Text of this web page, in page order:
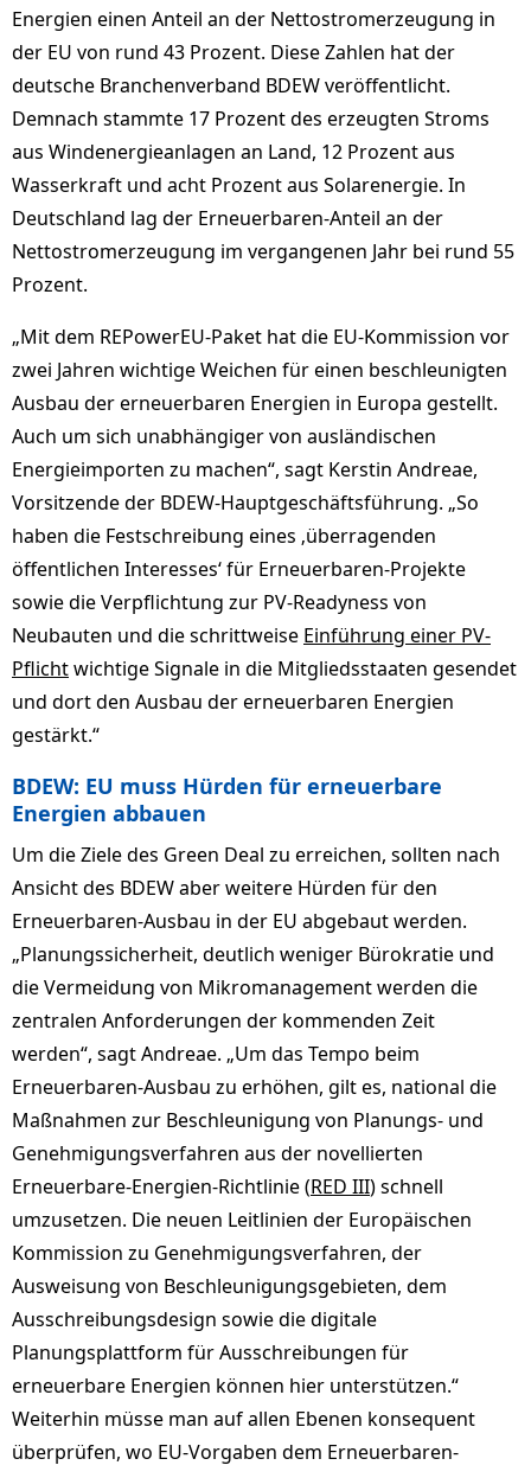
Energien einen Anteil an der Nettostromerzeugung in
der EU von rund 43 Prozent. Diese Zahlen hat der
deutsche Branchenverband BDEW veröffentlicht.
Demnach stammte 17 Prozent des erzeugten Stroms
aus Windenergieanlagen an Land, 12 Prozent aus
Wasserkraft und acht Prozent aus Solarenergie. In
Deutschland lag der Erneuerbaren-Anteil an der
Nettostromerzeugung im vergangenen Jahr bei rund 55
Prozent.
„Mit dem REPowerEU-Paket hat die EU-Kommission vor
zwei Jahren wichtige Weichen für einen beschleunigten
Ausbau der erneuerbaren Energien in Europa gestellt.
Auch um sich unabhängiger von ausländischen
Energieimporten zu machen“, sagt Kerstin Andreae,
Vorsitzende der BDEW-Hauptgeschäftsführung. „So
haben die Festschreibung eines ‚überragenden
öffentlichen Interesses‘ für Erneuerbaren-Projekte
sowie die Verpflichtung zur PV-Readyness von
Neubauten und die schrittweise Einführung einer PV-
Pflichtwichtige Signale in die Mitgliedsstaaten gesendet
und dort den Ausbau der erneuerbaren Energien
gestärkt.“
BDEW: EU muss Hürden für erneuerbare
Energien abbauen
Um die Ziele des Green Deal zu erreichen, sollten nach
Ansicht des BDEW aber weitere Hürden für den
Erneuerbaren-Ausbau in der EU abgebaut werden.
„Planungssicherheit, deutlich weniger Bürokratie und
die Vermeidung von Mikromanagement werden die
zentralen Anforderungen der kommenden Zeit
werden“, sagt Andreae. „Um das Tempo beim
Erneuerbaren-Ausbau zu erhöhen, gilt es, national die
Maßnahmen zur Beschleunigung von Planungs- und
Genehmigungsverfahren aus der novellierten
Erneuerbare-Energien-Richtlinie (RED III) schnell
umzusetzen. Die neuen Leitlinien der Europäischen
Kommission zu Genehmigungsverfahren, der
Ausweisung von Beschleunigungsgebieten, dem
Ausschreibungsdesign sowie die digitale
Planungsplattform für Ausschreibungen für
erneuerbare Energien können hier unterstützen.“
Weiterhin müsse man auf allen Ebenen konsequent
überprüfen, wo EU-Vorgaben dem Erneuerbaren-